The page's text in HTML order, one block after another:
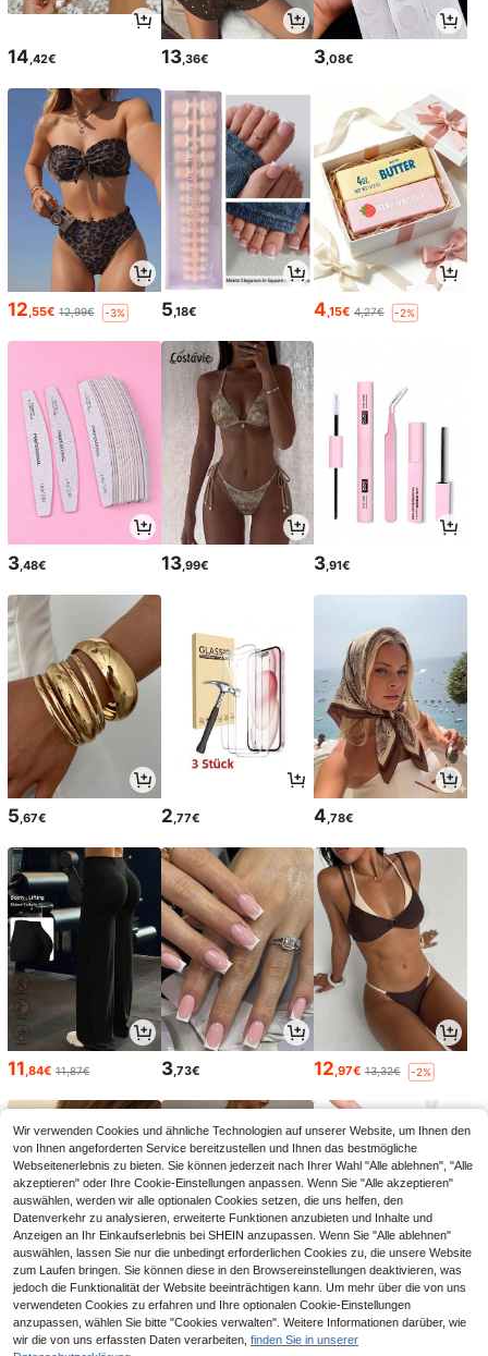
14,42€ 13,36€ 3,08€
12,55€ 12,99€ -3% 5,18€ 4,15€ 4,27€ -2%
3 ,48€ 13,99€ 3 ,91€
5,67€ 2,77€ 4,78€
11,84€ 11,87€ 3,73€ 12,97€ 13,32€ -2%
3,74€ 8,90€ 4 ,31€
Wir verwenden Cookies und ähnliche Technologien auf unserer Website, um Ihnen den
von Ihnen angeforderten Service bereitzustellen und Ihnen das bestmögliche
Webseitenerlebnis zu bieten. Sie können jederzeit nach Ihrer Wahl "Alle ablehnen", "Alle
akzeptieren" oder Ihre Cookie-Einstellungen anpassen. Wenn Sie "Alle akzeptieren"
auswählen, werden wir alle optionalen Cookies setzen, die uns helfen, den
Datenverkehr zu analysieren, erweiterte Funktionen anzubieten und Inhalte und
Anzeigen an Ihr Einkaufserlebnis bei SHEIN anzupassen. Wenn Sie "Alle ablehnen"
auswählen, lassen Sie nur die unbedingt erforderlichen Cookies zu, die unsere Website
zum Laufen bringen. Sie können diese in den Browsereinstellungen deaktivieren, was
jedoch die Funktionalität der Website beeinträchtigen kann. Um mehr über die von uns
verwendeten Cookies zu erfahren und Ihre optionalen Cookie-Einstellungen
anzupassen, wählen Sie bitte "Cookies verwalten". Weitere Informationen darüber, wie
wir die von uns erfassten Daten verarbeiten, finden Sie in unserer